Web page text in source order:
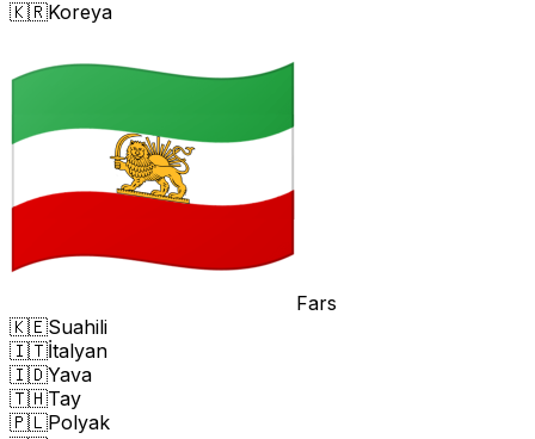
🇰🇷Koreya
Fars
🇰🇪Suahili
🇮🇹İtalyan
🇮🇩Yava
🇹🇭Tay
🇵🇱Polyak